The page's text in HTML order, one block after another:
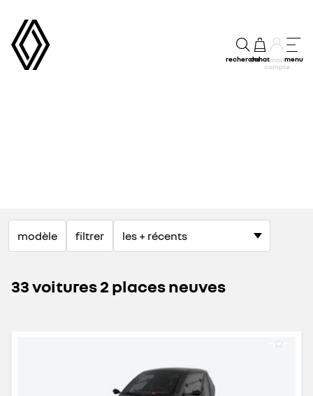
rechercheachatmon
compte
menu
modèle filtrer
33 voitures 2 places neuves